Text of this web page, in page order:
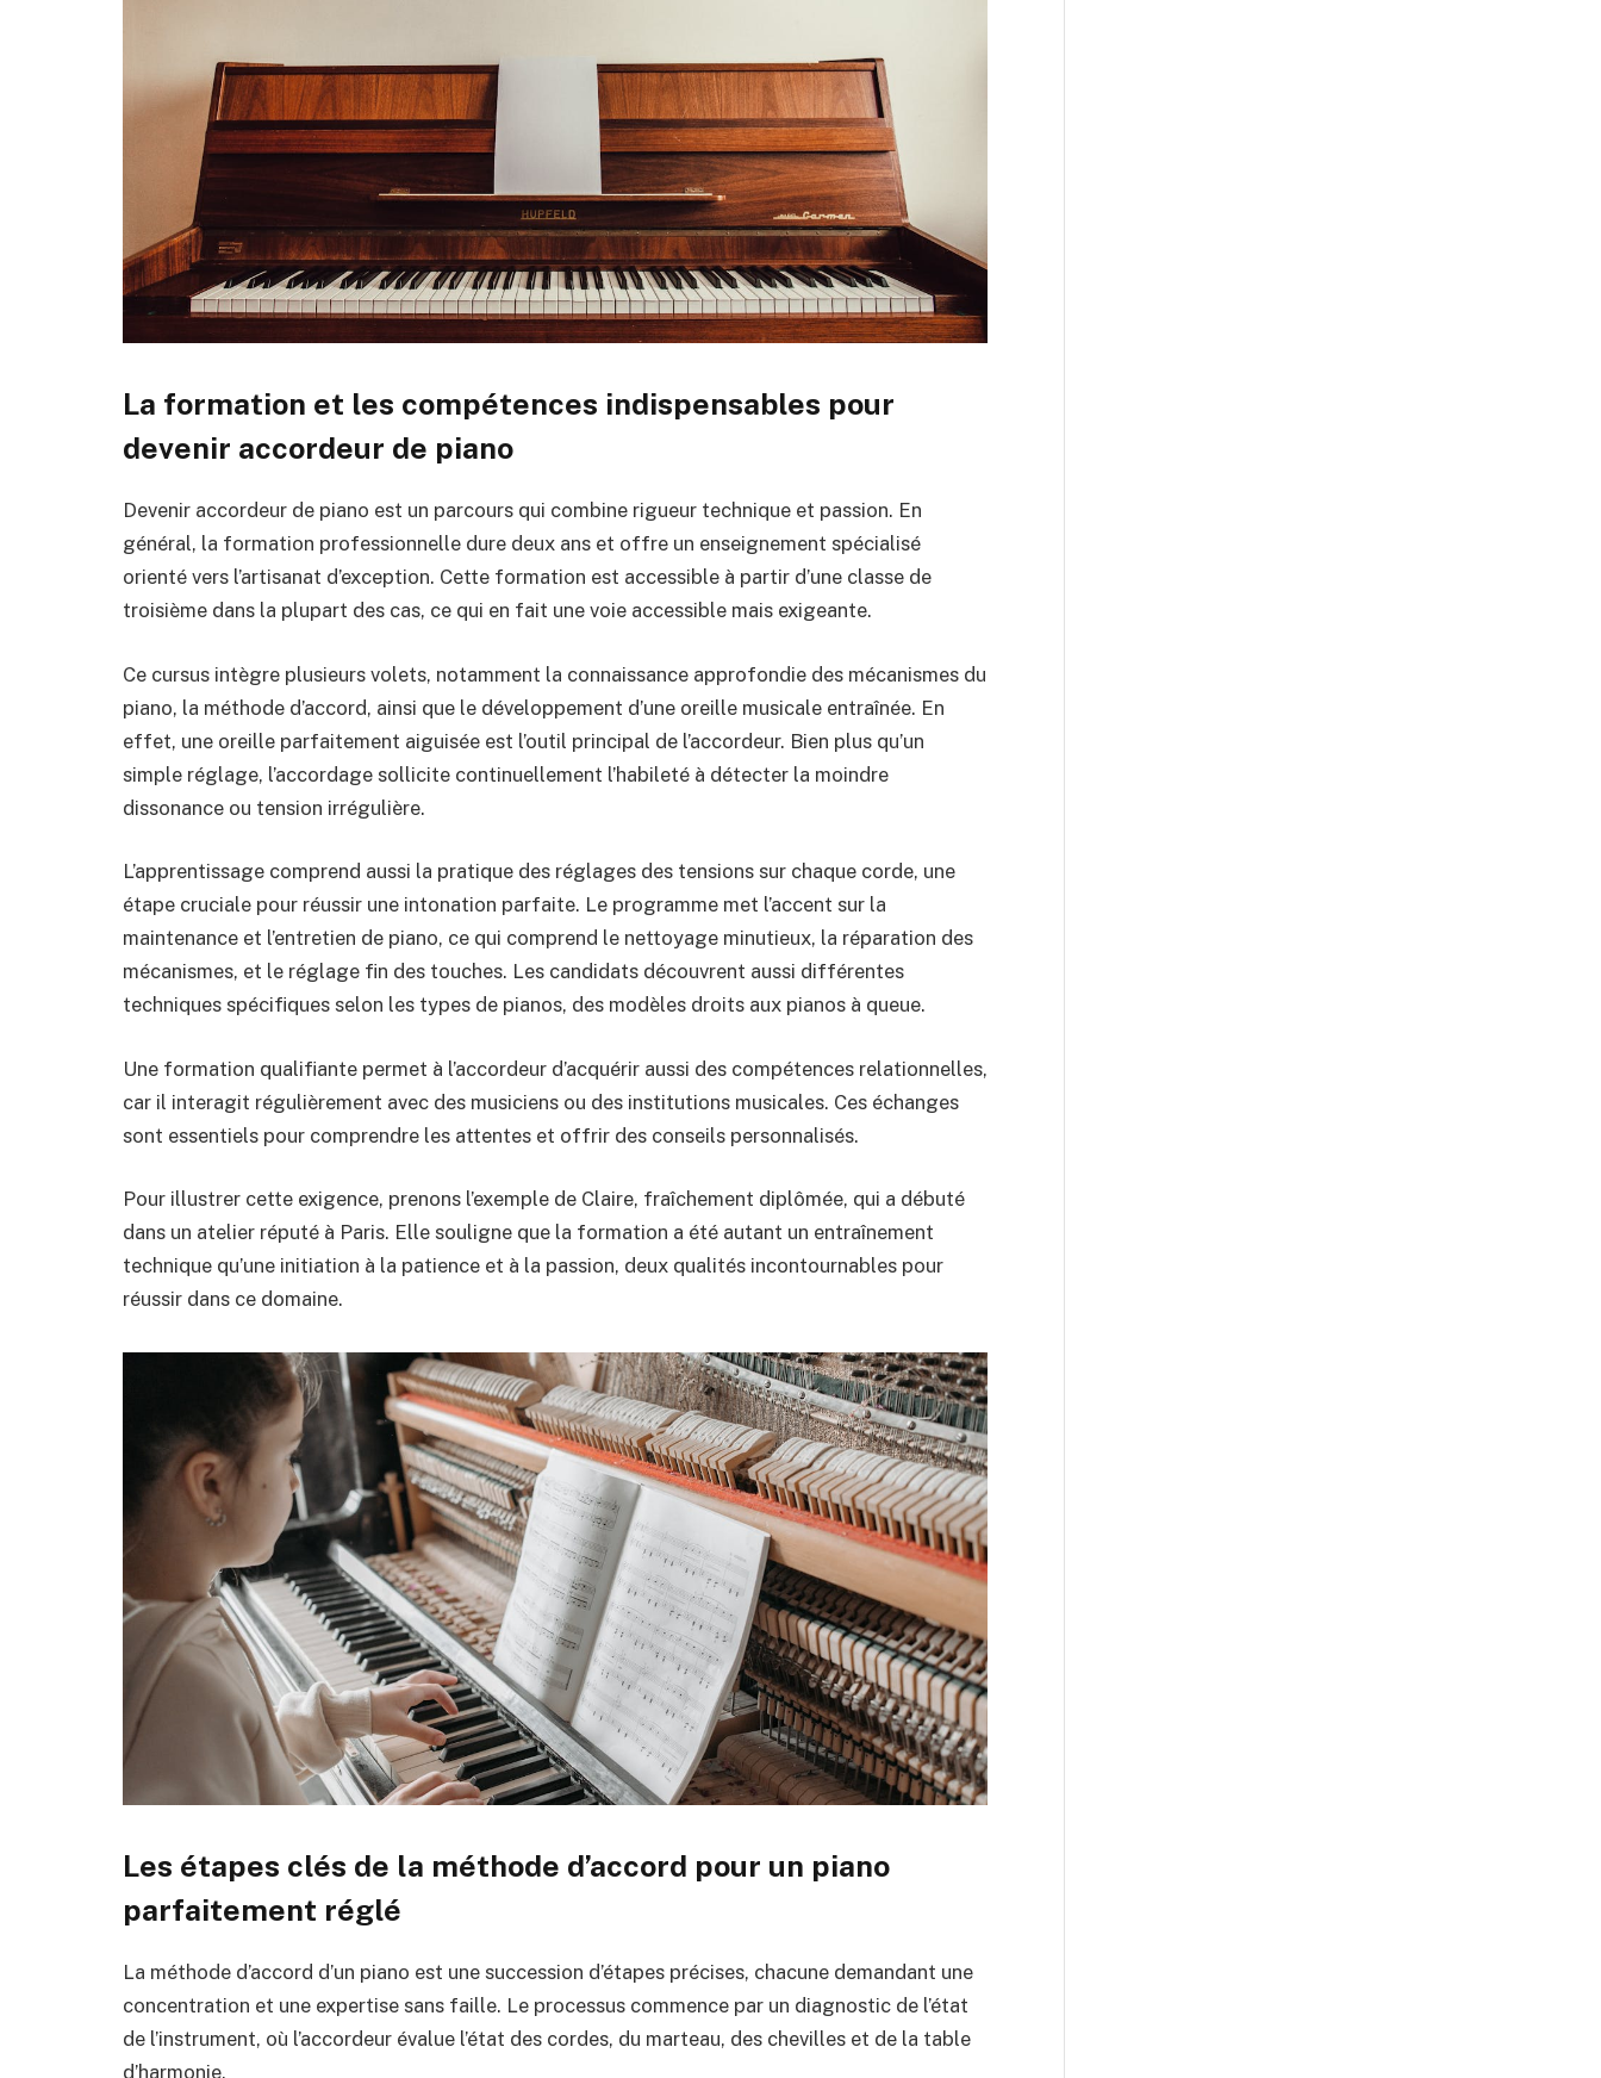
La formation et les compétences indispensables pour
devenir accordeur de piano
Devenir accordeur de piano est un parcours qui combine rigueur technique et passion. En
général, la formation professionnelle dure deux ans et offre un enseignement spécialisé
orienté vers l’artisanat d’exception. Cette formation est accessible à partir d’une classe de
troisième dans la plupart des cas, ce qui en fait une voie accessible mais exigeante.
Ce cursus intègre plusieurs volets, notamment la connaissance approfondie des mécanismes du
piano, la méthode d’accord, ainsi que le développement d’une oreille musicale entraînée. En
effet, une oreille parfaitement aiguisée est l’outil principal de l’accordeur. Bien plus qu’un
simple réglage, l’accordage sollicite continuellement l’habileté à détecter la moindre
dissonance ou tension irrégulière.
L’apprentissage comprend aussi la pratique des réglages des tensions sur chaque corde, une
étape cruciale pour réussir une intonation parfaite. Le programme met l’accent sur la
maintenance et l’entretien de piano, ce qui comprend le nettoyage minutieux, la réparation des
mécanismes, et le réglage fin des touches. Les candidats découvrent aussi différentes
techniques spécifiques selon les types de pianos, des modèles droits aux pianos à queue.
Une formation qualifiante permet à l’accordeur d’acquérir aussi des compétences relationnelles,
car il interagit régulièrement avec des musiciens ou des institutions musicales. Ces échanges
sont essentiels pour comprendre les attentes et offrir des conseils personnalisés.
Pour illustrer cette exigence, prenons l’exemple de Claire, fraîchement diplômée, qui a débuté
dans un atelier réputé à Paris. Elle souligne que la formation a été autant un entraînement
technique qu’une initiation à la patience et à la passion, deux qualités incontournables pour
réussir dans ce domaine.
Les étapes clés de la méthode d’accord pour un piano
parfaitement réglé
La méthode d’accord d’un piano est une succession d’étapes précises, chacune demandant une
concentration et une expertise sans faille. Le processus commence par un diagnostic de l’état
de l’instrument, où l’accordeur évalue l’état des cordes, du marteau, des chevilles et de la table
d’harmonie.